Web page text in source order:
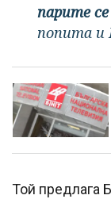
парите
попита и
Той предлага